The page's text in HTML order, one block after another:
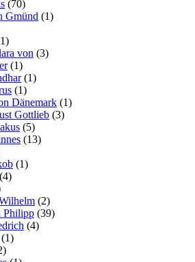
(70)
Gmünd (1)
von (3)
(1)
(1)
(1)
Dänemark (1)
Gottlieb (3)
(5)
(13)
(1)
(4)
(2)
Philipp (39)
(4)
(1)